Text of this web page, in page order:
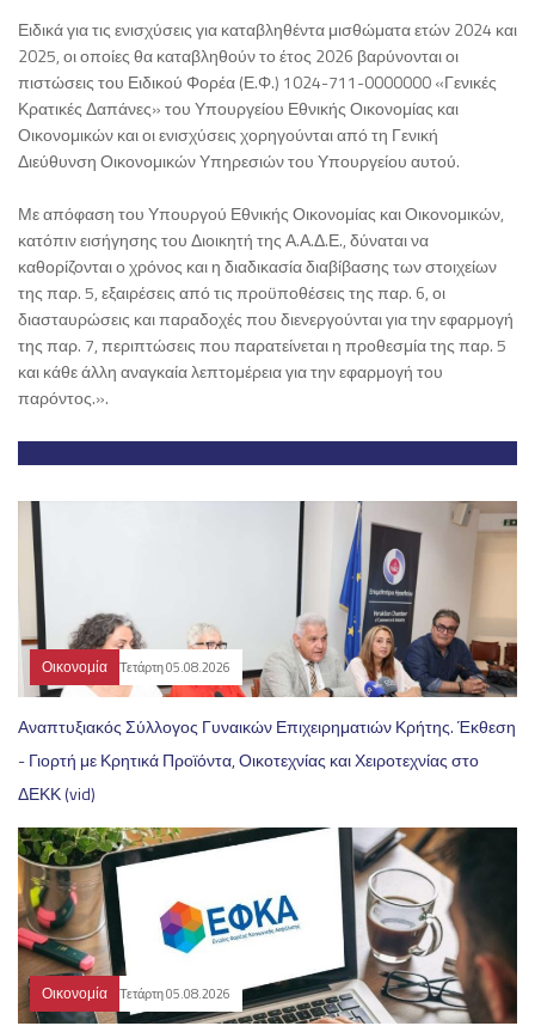
Ειδικά για τις ενισχύσεις για καταβληθέντα μισθώματα ετών 2024 και
2025, οι οποίες θα καταβληθούν το έτος 2026 βαρύνονται οι
πιστώσεις του Ειδικού Φορέα (Ε.Φ.) 1024-711-0000000 «Γενικές
Κρατικές Δαπάνες» του Υπουργείου Εθνικής Οικονομίας και
Οικονομικών και οι ενισχύσεις χορηγούνται από τη Γενική
Διεύθυνση Οικονομικών Υπηρεσιών του Υπουργείου αυτού.
Με απόφαση του Υπουργού Εθνικής Οικονομίας και Οικονομικών,
κατόπιν εισήγησης του Διοικητή της Α.Α.Δ.Ε., δύναται να
καθορίζονται ο χρόνος και η διαδικασία διαβίβασης των στοιχείων
της παρ. 5, εξαιρέσεις από τις προϋποθέσεις της παρ. 6, οι
διασταυρώσεις και παραδοχές που διενεργούνται για την εφαρμογή
της παρ. 7, περιπτώσεις που παρατείνεται η προθεσμία της παρ. 5
και κάθε άλλη αναγκαία λεπτομέρεια για την εφαρμογή του
παρόντος.».
Οικονομία Τετάρτη 05.08.2026
Αναπτυξιακός Σύλλογος Γυναικών Επιχειρηματιών Κρήτης. Έκθεση
- Γιορτή με Κρητικά Προϊόντα, Οικοτεχνίας και Χειροτεχνίας στο
ΔΕΚΚ (vid)
Οικονομία Τετάρτη 05.08.2026